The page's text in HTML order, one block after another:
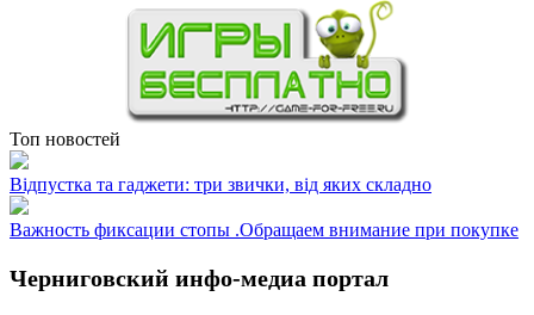
Топ новостей
Відпустка та гаджети: три звички, від яких складно
Важность фиксации стопы .Обращаем внимание при покупке
Черниговский инфо-медиа портал